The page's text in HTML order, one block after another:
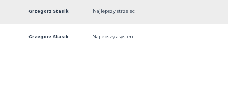
Grzegorz Stasik Najlepszy strzelec
Grzegorz Stasik Najlepszy asystent